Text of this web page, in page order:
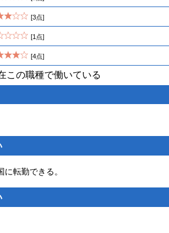
[3点]
[1点]
[4点]
この職種で働いている
転勤できる。